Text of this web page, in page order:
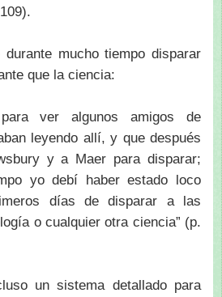
durante mucho tiempo disparar
que la ciencia:
ver algunos amigos de
leyendo allí, y que después
y a Maer para disparar;
yo debí haber estado loco
días de disparar a las
o cualquier otra ciencia” (p.
un sistema detallado para